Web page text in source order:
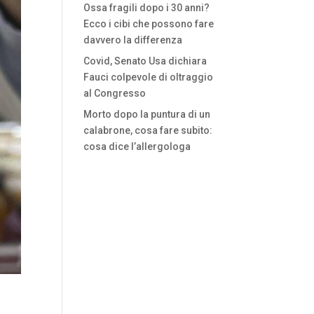
Ossa fragili dopo i 30 anni?
Ecco i cibi che possono fare
davvero la differenza
Covid, Senato Usa dichiara
Fauci colpevole di oltraggio
al Congresso
Morto dopo la puntura di un
calabrone, cosa fare subito:
cosa dice l’allergologa